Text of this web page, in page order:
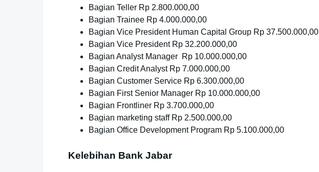
Bagian Teller Rp 2.800.000,00
Bagian Trainee Rp 4.000.000,00
Bagian Vice President Human Capital Group Rp 37.500.000,00
Bagian Vice President Rp 32.200.000,00
Bagian Analyst Manager Rp 10.000.000,00
Bagian Credit Analyst Rp 7.000.000,00
Bagian Customer Service Rp 6.300.000,00
Bagian First Senior Manager Rp 10.000.000,00
Bagian Frontliner Rp 3.700.000,00
Bagian marketing staff Rp 2.500.000,00
Bagian Office Development Program Rp 5.100.000,00
Kelebihan Bank Jabar